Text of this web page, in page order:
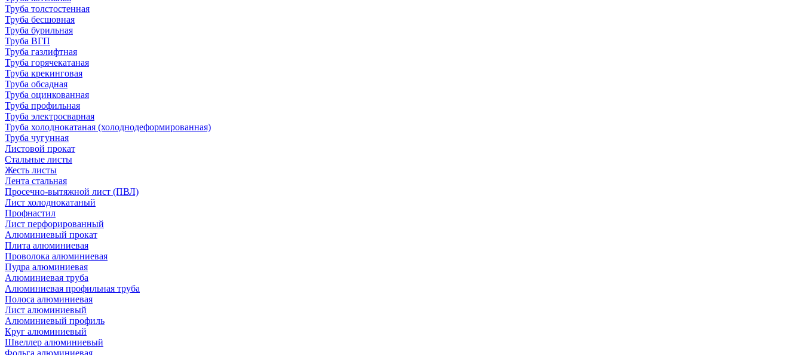
Труба толстостенная
Труба бесшовная
Труба бурильная
Труба ВГП
Труба газлифтная
Труба горячекатаная
Труба крекинговая
Труба обсадная
Труба оцинкованная
Труба профильная
Труба электросварная
Труба холоднокатаная (холоднодеформированная)
Труба чугунная
Листовой прокат
Стальные листы
Жесть листы
Лента стальная
Просечно-вытяжной лист (ПВЛ)
Лист холоднокатаный
Профнастил
Лист перфорированный
Алюминиевый прокат
Плита алюминиевая
Проволока алюминиевая
Пудра алюминиевая
Алюминиевая труба
Алюминиевая профильная труба
Полоса алюминиевая
Лист алюминиевый
Алюминиевый профиль
Круг алюминиевый
Швеллер алюминиевый
Фольга алюминиевая